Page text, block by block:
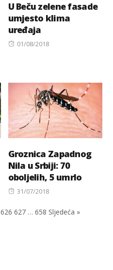
U Beču zelene fasade
umjesto klima
uređaja
Posted
01/08/2018
Groznica Zapadnog
Nila u Srbiji: 70
oboljelih, 5 umrlo
Posted
31/07/2018
626 627 … 658 Sljedeća »